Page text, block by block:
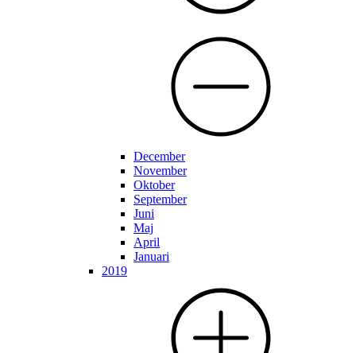
December
November
Oktober
September
Juni
Maj
April
Januari
2019